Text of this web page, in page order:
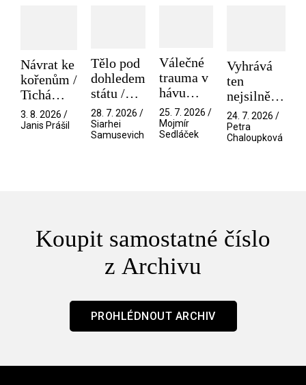
Návrat ke
kořenům /
Tichá
přítelkyně
3. 8. 2026 /
Janis Prášil
Tělo pod
dohledem
státu /
Pramen
28. 7. 2026 /
Siarhei
Samusevich
Válečné
trauma v
hávu
spektáklu
/ Odyssea
25. 7. 2026 /
Mojmír
Sedláček
Vyhrává
ten
nejsilnější
/ V nitru
manosféry
24. 7. 2026 /
Petra
Chaloupková
Koupit samostatné číslo
z Archivu
PROHLÉDNOUT ARCHIV